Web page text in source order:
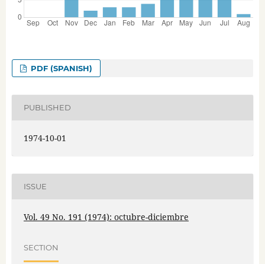
PDF (SPANISH)
PUBLISHED
1974-10-01
ISSUE
Vol. 49 No. 191 (1974): octubre-diciembre
SECTION